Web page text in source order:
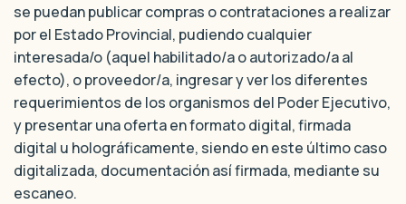
se puedan publicar compras o contrataciones a realizar
por el Estado Provincial, pudiendo cualquier
interesada/o (aquel habilitado/a o autorizado/a al
efecto), o proveedor/a, ingresar y ver los diferentes
requerimientos de los organismos del Poder Ejecutivo,
y presentar una oferta en formato digital, firmada
digital u holográficamente, siendo en este último caso
digitalizada, documentación así firmada, mediante su
escaneo.